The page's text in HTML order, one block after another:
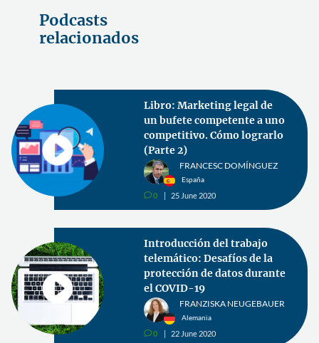
Podcasts
relacionados
Libro: Marketing legal de
un bufete competente a uno
competitivo. Cómo lograrlo
(Parte 2)
FRANCESC DOMÍNGUEZ
España
v0 25 June 2020
Introducción del trabajo
telemático: Desafíos de la
protección de datos durante
el COVID-19
FRANZISKA NEUGEBAUER
Alemania
v0 22 June 2020